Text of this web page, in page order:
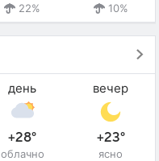
22%
10%
день
+28°
облачно
вечер
+23°
ясно